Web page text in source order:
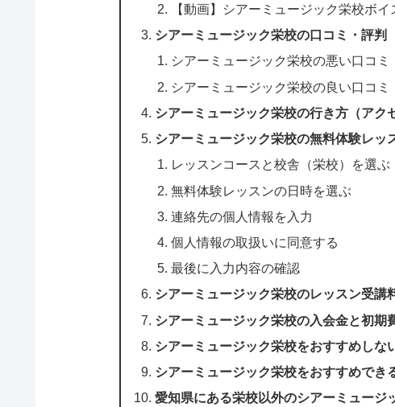
【動画】シアーミュージック栄校ボ
シアーミュージック栄校の口コミ・評判
シアーミュージック栄校の悪い口コミ
シアーミュージック栄校の良い口コミ
シアーミュージック栄校の行き方（アク
シアーミュージック栄校の無料体験レッ
レッスンコースと校舎（栄校）を選ぶ
無料体験レッスンの日時を選ぶ
連絡先の個人情報を入力
個人情報の取扱いに同意する
最後に入力内容の確認
シアーミュージック栄校のレッスン受講
シアーミュージック栄校の入会金と初期
シアーミュージック栄校をおすすめしな
シアーミュージック栄校をおすすめでき
愛知県にある栄校以外のシアーミュージ